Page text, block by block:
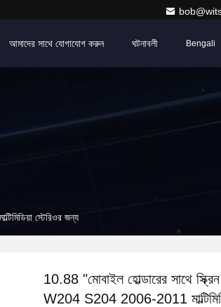
আমাদের সাথে যোগাযোগ করুন ঘটনাবলী Bengali
স্টেরিওর জন্য
10.88 "মোবাইল হোল্ডারের সাথে
W204 S204 2006-2011